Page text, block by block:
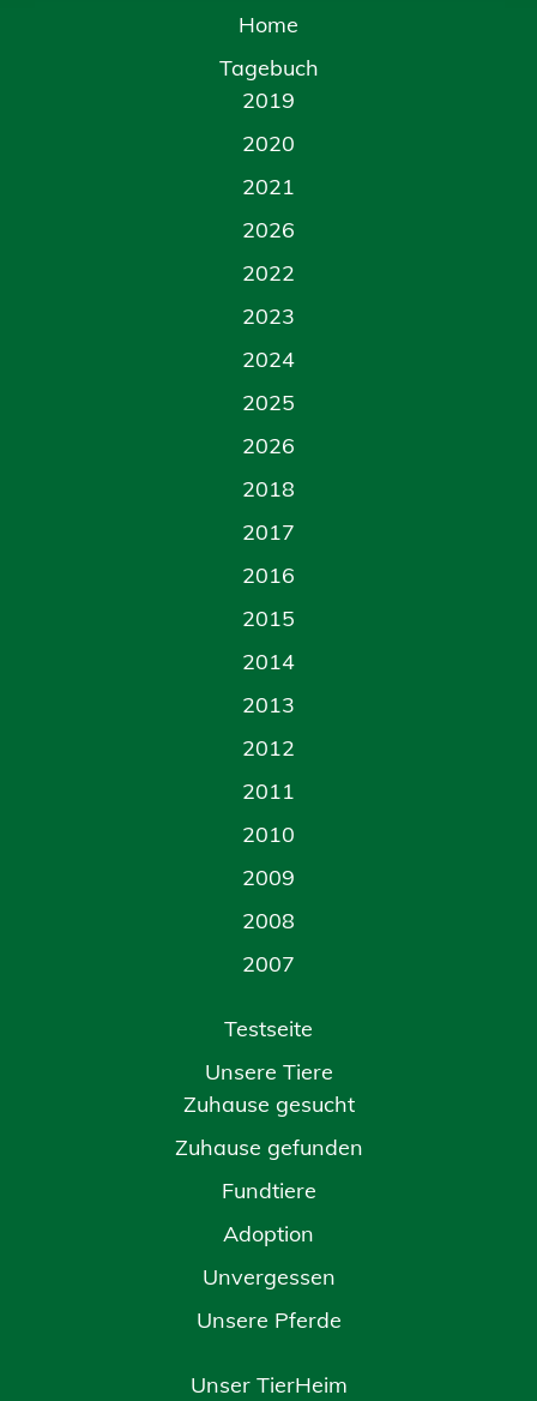
Home
Tagebuch
2019
2020
2021
2026
2022
2023
2024
2025
2026
2018
2017
2016
2015
2014
2013
2012
2011
2010
2009
2008
2007
Testseite
Unsere Tiere
Zuhause gesucht
Zuhause gefunden
Fundtiere
Adoption
Unvergessen
Unsere Pferde
Unser TierHeim